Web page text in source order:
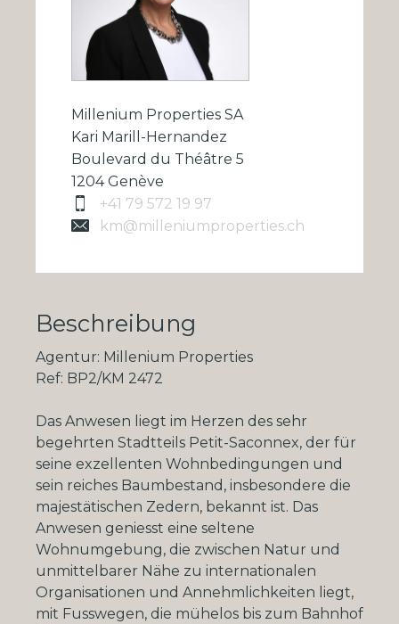
Millenium Properties SA
Kari Marill-Hernandez
Boulevard du Théâtre 5
1204 Genève
+41 79 572 19 97
km@milleniumproperties.ch
Beschreibung
Agentur: Millenium Properties
Ref: BP2/KM 2472
Das Anwesen liegt im Herzen des sehr
begehrten Stadtteils Petit-Saconnex, der für
seine exzellenten Wohnbedingungen und
sein reiches Baumbestand, insbesondere die
majestätischen Zedern, bekannt ist. Das
Anwesen geniesst eine seltene
Wohnumgebung, die zwischen Natur und
unmittelbarer Nähe zu internationalen
Organisationen und Annehmlichkeiten liegt,
mit Fusswegen, die mühelos bis zum Bahnhof